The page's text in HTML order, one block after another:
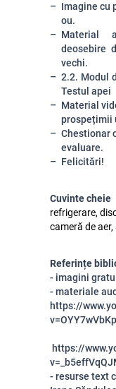
Imagine cu
ou.
Material
deosebire
vechi.
2.2. Modul
Testul apei
Material
prospețimii
Chestionar
evaluare.
Felicitări!
Cuvinte cheie
refrigerare,
cameră de
Referințe
- imagini
- materiale
https://
https://
- resurse text